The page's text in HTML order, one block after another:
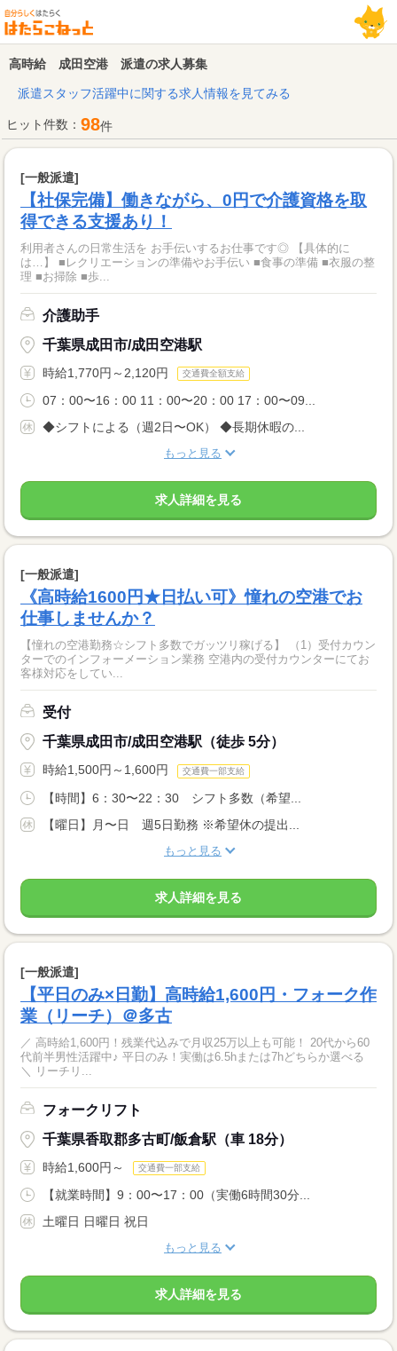
高時給 成田空港 派遣の求人募集
派遣スタッフ活躍中に関する求人情報を見てみる
ヒット件数： 98件
[一般派遣]
【社保完備】働きながら、0円で介護資格を取
得できる支援あり！
利用者さんの日常生活を お手伝いするお仕事です◎ 【具体的に
は…】 ■レクリエーションの準備やお手伝い ■食事の準備 ■衣服の整
理 ■お掃除 ■歩...
介護助手
千葉県成田市/成田空港駅
時給1,770円～2,120円 交通費全額支給
07：00〜16：00 11：00〜20：00 17：00〜09...
◆シフトによる（週2日〜OK） ◆長期休暇の...
もっと見る
求人詳細を見る
[一般派遣]
《高時給1600円★日払い可》憧れの空港でお
仕事しませんか？
【憧れの空港勤務☆シフト多数でガッツリ稼げる】 （1）受付カウン
ターでのインフォーメーション業務 空港内の受付カウンターにてお
客様対応をしてい...
受付
千葉県成田市/成田空港駅（徒歩 5分）
時給1,500円～1,600円 交通費一部支給
【時間】6：30〜22：30 シフト多数（希望...
【曜日】月〜日 週5日勤務 ※希望休の提出...
もっと見る
求人詳細を見る
[一般派遣]
【平日のみ×日勤】高時給1,600円・フォーク作
業（リーチ）＠多古
／ 高時給1,600円！残業代込みで月収25万以上も可能！ 20代から60
代前半男性活躍中♪ 平日のみ！実働は6.5hまたは7hどちらか選べる
＼ リーチリ...
フォークリフト
千葉県香取郡多古町/飯倉駅（車 18分）
時給1,600円～ 交通費一部支給
【就業時間】9：00〜17：00（実働6時間30分...
土曜日 日曜日 祝日
もっと見る
求人詳細を見る